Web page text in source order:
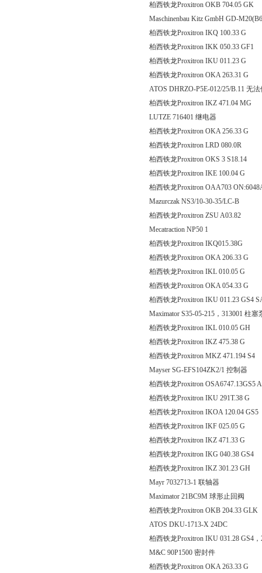
柏西铁龙Proxitron OKB
Maschinenbau Kitz GmbH GD-
柏西铁龙Proxitron IKQ
柏西铁龙Proxitron IKK
柏西铁龙Proxitron IKU
柏西铁龙Proxitron OKA
ATOS DHRZO-P5E-012/25/B.11 无
柏西铁龙Proxitron IKZ
LUTZE 716401 继电器
柏西铁龙Proxitron OKA
柏西铁龙Proxitron LRD
柏西铁龙Proxitron OKS 3
柏西铁龙Proxitron IKE
柏西铁龙Proxitron OAA703
Mazurczak NS3/10-30-35/LC-B
柏西铁龙Proxitron ZSU
Mecatraction NP50 1
柏西铁龙Proxitron IKQ015.38G
柏西铁龙Proxitron OKA
柏西铁龙Proxitron IKL
柏西铁龙Proxitron OKA
柏西铁龙Proxitron IKU 011.23 GS4
Maximator S35-05-215，313001 柱塞
柏西铁龙Proxitron IKL
柏西铁龙Proxitron IKZ
柏西铁龙Proxitron MKZ
Mayser SG-EFS104ZK2/1 控制器
柏西铁龙Proxitron OSA6747.13GS5
柏西铁龙Proxitron IKU
柏西铁龙Proxitron IKOA
柏西铁龙Proxitron IKF
柏西铁龙Proxitron IKZ
柏西铁龙Proxitron IKG
柏西铁龙Proxitron IKZ 301.23 GH
Mayr 7032713-1 联轴器
Maximator 21BC9M 球形止回阀
柏西铁龙Proxitron OKB
ATOS DKU-1713-X 24DC
柏西铁龙Proxitron IKU 031.28 GS4
M&C 90P1500 密封件
柏西铁龙Proxitron OKA